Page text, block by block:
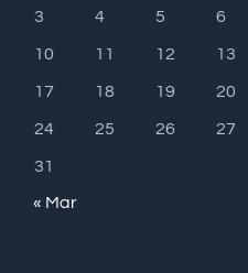
3 4 5 6
10 11 12 13
17 18 19 20
24 25 26 27
31
« Mar